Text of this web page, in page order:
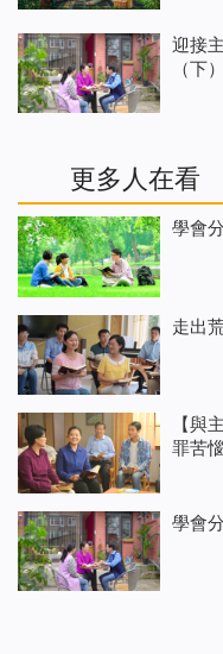
迎接主歸 我找到了有聖
（下）
更多人在看
學會
走出
【與
罪苦
學會